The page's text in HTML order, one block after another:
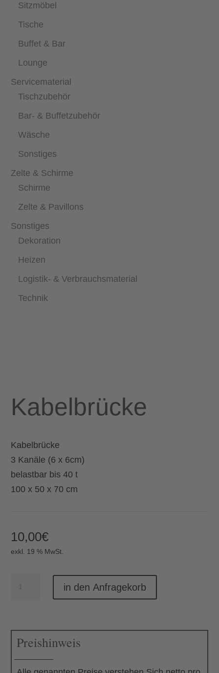
Sitzmöbel
Tische
Buffet & Bar
Lounge
Servicematerial
Tischzubehör
Bar- & Buffetzubehör
Wäsche
Sonstiges
Zelte & Schirme
Schirme
Zelte & Pavillons
Sonstiges
Dekoration
Heizen
Logistik- & Verbrauchsmaterial
Technik
Kabelbrücke
Kabelbrücke
3 Kanäle (6 x 6cm)
belastbar bis 40 t
100 x 50 x 70 cm
10,00€
exkl. 19 % MwSt.
in den Anfragekorb
Preishinweis